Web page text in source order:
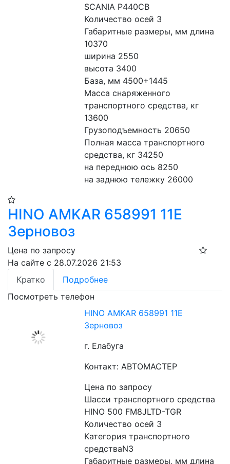
SСANIA P440CB
Количество осей 3
Габаритные размеры, мм длина
10370
ширина 2550
высота 3400
База, мм 4500+1445
Масса снаряженного
транспортного средства, кг
13600
Грузоподъемность 20650
Полная масса транспортного
средства, кг 34250
на переднюю ось 8250
на заднюю тележку 26000
HINO AMKAR 658991 11E
Зерновоз
Цена по запросу
На сайте с 28.07.2026 21:53
Кратко
Подробнее
Посмотреть телефон
HINO AMKAR 658991 11E
Зерновоз
г. Елабуга
Контакт: АВТОМАСТЕР
Цена по запросу
Шасси транспортного средства
HINO 500 FM8JLTD-TGR
Количество осей 3
Категория транспортного
средстваN3
Габаритные размеры, мм длина